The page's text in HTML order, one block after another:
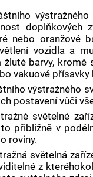
doplňkových
nebo oranžové
vozidla a
žluté barvy,
vakuové
výstražného
postavení vůči
světelné
to přibližně v
roviny.
světelná
z